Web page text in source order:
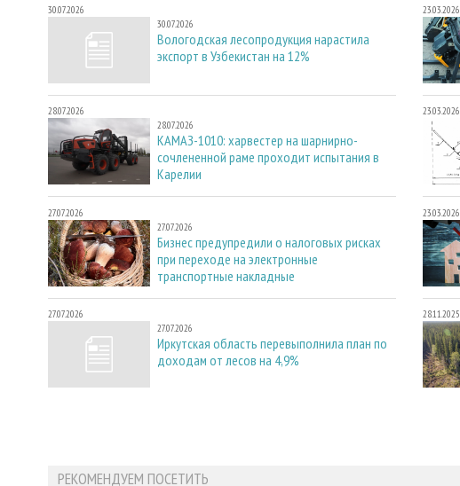
30.07.2026
30.07.2026
Вологодская лесопродукция нарастила
экспорт в Узбекистан на 12%
28.07.2026
28.07.2026
КАМАЗ-1010: харвестер на шарнирно-
сочлененной раме проходит испытания в
Карелии
27.07.2026
27.07.2026
Бизнес предупредили о налоговых рисках
при переходе на электронные
транспортные накладные
27.07.2026
27.07.2026
Иркутская область перевыполнила план по
доходам от лесов на 4,9%
23.03.2026
23.03.2026
23.03.2026
28.11.2025
РЕКОМЕНДУЕМ ПОСЕТИТЬ